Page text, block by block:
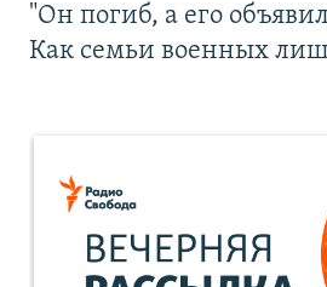
"Он погиб, а его
Как семьи военных